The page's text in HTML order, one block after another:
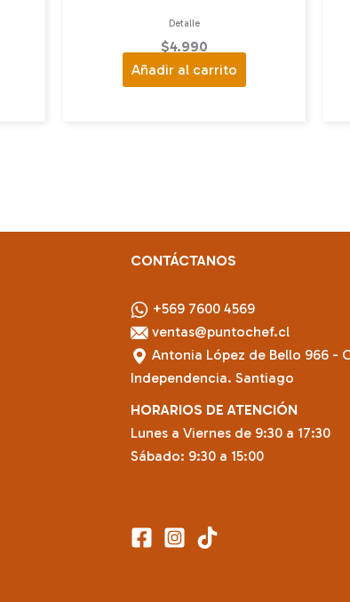
Detalle
$4.990
Añadir al carrito
CONTÁCTANOS
+569 7600 4569
ventas@puntochef.cl
Antonia López de Bello 966 -
Independencia. Santiago
HORARIOS DE ATENCIÓN
Lunes a Viernes de 9:30 a 17:30
Sábado: 9:30 a 15:00